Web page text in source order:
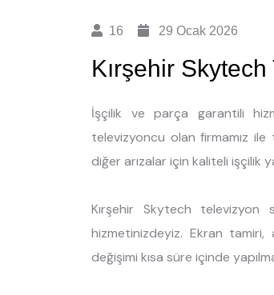
16 29 Ocak 2026
Kırşehir
İşçilik ve parça garantili
televizyoncu olan firmamız
diğer arızalar için kaliteli işçilik
Kırşehir Skytech
hizmetinizdeyiz. Ekran
değişimi kısa süre içinde